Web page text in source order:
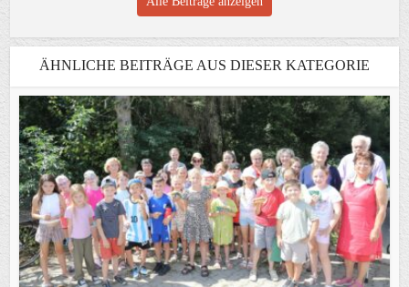
ÄHNLICHE BEITRÄGE AUS DIESER KATEGORIE